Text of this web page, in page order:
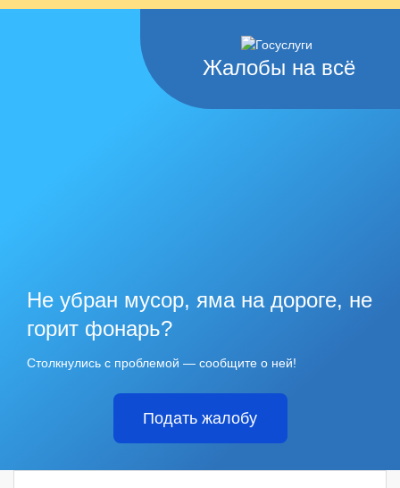
Жалобы на всё
Не убран мусор, яма на дороге, не
горит фонарь?
Столкнулись с проблемой — сообщите о ней!
Подать жалобу